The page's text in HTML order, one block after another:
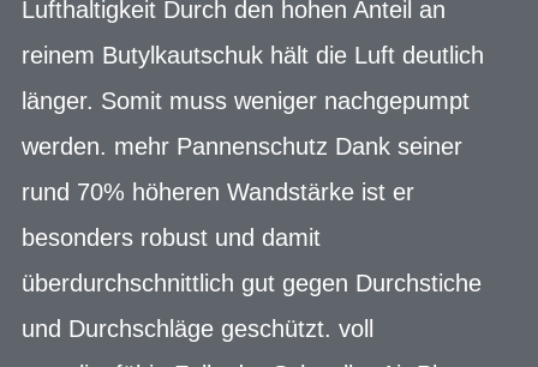
Lufthaltigkeit Durch den hohen Anteil an
reinem Butylkautschuk hält die Luft deutlich
länger. Somit muss weniger nachgepumpt
werden. mehr Pannenschutz Dank seiner
rund 70% höheren Wandstärke ist er
besonders robust und damit
überdurchschnittlich gut gegen Durchstiche
und Durchschläge geschützt. voll